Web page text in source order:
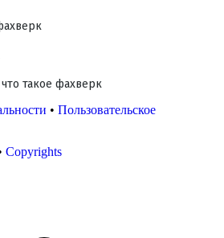
такое фахверк
• Пользовательское
Copyrights